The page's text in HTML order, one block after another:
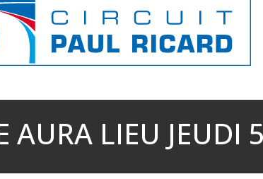
AURA LIEU JEUDI